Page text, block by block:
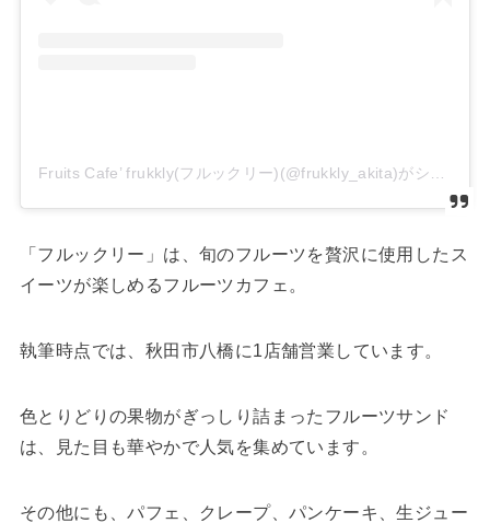
「フルックリー」は、旬のフルーツを贅沢に使用したス
イーツが楽しめるフルーツカフェ。
執筆時点では​、 秋田市八橋に1店舗営業しています。
色とりどりの果物がぎっしり詰まったフルーツサンド
は、見た目も華やかで人気を集めています。
その他にも、パフェ、クレープ、パンケーキ、生ジュー